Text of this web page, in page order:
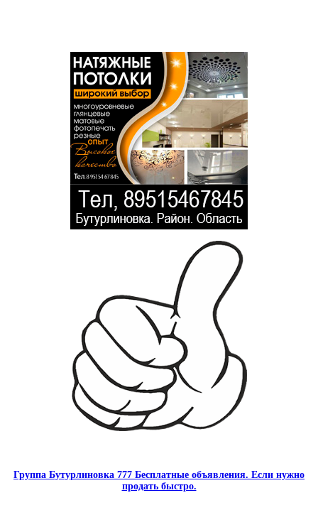
Группа Бутурлиновка 777 Бесплатные объявления. Если нужно
продать быстро.